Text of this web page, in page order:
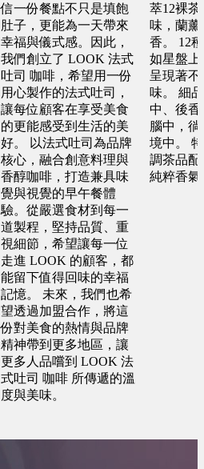
信一份餐點不只是填飽
肚子，更能為一天帶來
幸福與儀式感。因此，
我們創立了 LOOK 法式
吐司 咖啡，希望用一份
用心製作的法式吐司，
讓每位顧客在享受美食
的更能感受到生活的美
好。 以法式吐司為品牌
核心，融合創意料理與
香醇咖啡，打造兼具味
覺與視覺的早午餐體
驗。從嚴選食材到每一
道製程，堅持品質、重
視細節，希望讓每一位
走進 LOOK 的顧客，都
能留下值得回味的幸福
記憶。 未來，我們也希
望透過加盟合作，將這
份對美食的熱情與品牌
精神帶到更多地區，讓
更多人品嚐到 LOOK 法
式吐司 咖啡 所傳遞的溫
度與美味。
萃12裸
味，蘭
香。 12
如星盤上
呈現著
味。 細
中、後香
腦中，
境中。
調茶品配
純粹香氣